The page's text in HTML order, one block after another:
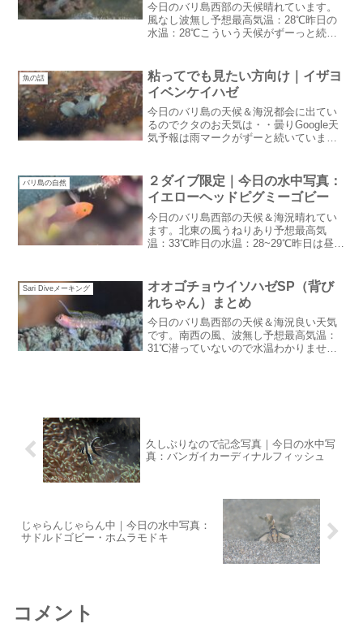
今日のバリ島西部の天候晴れています。
風なし波無し予想最高気温：28℃昨日の
水温：28℃こういう天候がずーっと続く
ページ新しく作り直しました。簡単にな
ったバリ島入国方法ま...
魚の話
粘ってでも見たい方向け｜イザヨ
イベンケイハゼ
今日のバリ島の天候＆海況都会に出てい
るのでクタのお天気は・・曇りGoogle天
気予報は雨マークがずーと続いていま
前中はヘリにお任せでダイビング関係の
お買い物私はホテル...
バリ島の自然
２ダイブ限定｜今日の水中写真：
イエローヘッドピグミーゴビー
今日のバリ島西部の天候＆海況晴れてい
ます。北東の風うねりあり予想最高気
温：33℃昨日の水温：28~29℃昨日は昼く
引き返すくらいの悪状況に：汗２ダイブ
限定ほんと天候がお...
Sari Diveメーキング
オオゴチョウイソハゼSP（背び
れちゃん）まとめ
今日のバリ島西部の天候＆海況良い天気
です。南西の風、波無し予想最高気温：
31℃潜っていないので水温わかりませ
久しぶりなので記念写真｜今日の水中写
真：バンガイカーディナルフィッシュ
じゃらんじゃらん中｜今日の水中写真：
サドルドゴビー・ホムラモドキ
コメント